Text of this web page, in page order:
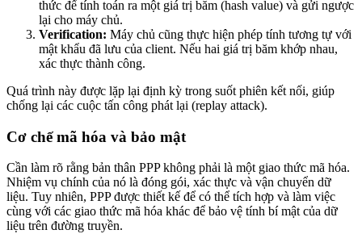
thức để tính toán ra một giá trị băm (hash value) và gửi ngược
lại cho máy chủ.
Verification: Máy chủ cũng thực hiện phép tính tương tự với
mật khẩu đã lưu của client. Nếu hai giá trị băm khớp nhau,
xác thực thành công.
Quá trình này được lặp lại định kỳ trong suốt phiên kết nối, giúp
chống lại các cuộc tấn công phát lại (replay attack).
Cơ chế mã hóa và bảo mật
Cần làm rõ rằng bản thân PPP không phải là một giao thức mã hóa.
Nhiệm vụ chính của nó là đóng gói, xác thực và vận chuyển dữ
liệu. Tuy nhiên, PPP được thiết kế để có thể tích hợp và làm việc
cùng với các giao thức mã hóa khác để bảo vệ tính bí mật của dữ
liệu trên đường truyền.